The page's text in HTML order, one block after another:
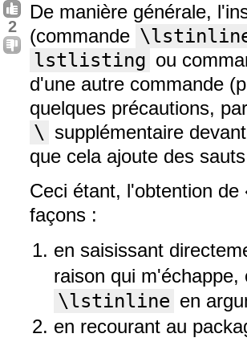
2
De manière générale,
(commande
lstlisting ou
d'une autre commande
quelques précautions,
\ supplémentaire
que cela ajoute des
Ceci étant, l'obtention de
façons :
en saisissant
raison qui
\lstinline en
en recourant au